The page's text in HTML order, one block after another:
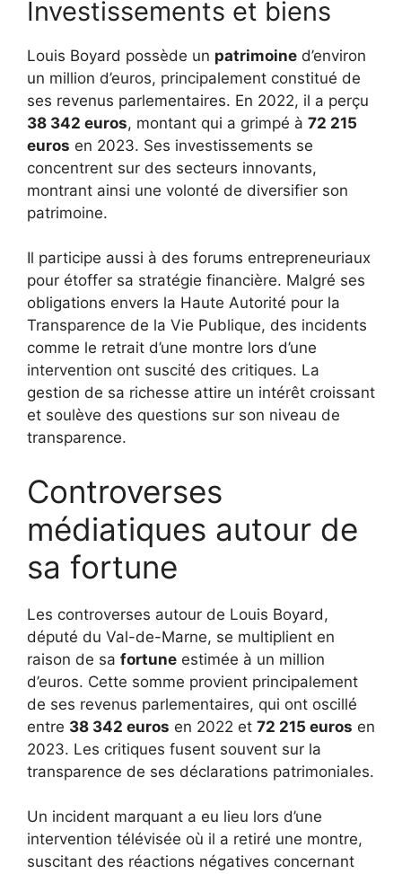
Investissements et biens
Louis Boyard possède un patrimoine d’environ
un million d’euros, principalement constitué de
ses revenus parlementaires. En 2022, il a perçu
38 342 euros, montant qui a grimpé à 72 215
euros en 2023. Ses investissements se
concentrent sur des secteurs innovants,
montrant ainsi une volonté de diversifier son
patrimoine.
Il participe aussi à des forums entrepreneuriaux
pour étoffer sa stratégie financière. Malgré ses
obligations envers la Haute Autorité pour la
Transparence de la Vie Publique, des incidents
comme le retrait d’une montre lors d’une
intervention ont suscité des critiques. La
gestion de sa richesse attire un intérêt croissant
et soulève des questions sur son niveau de
transparence.
Controverses
médiatiques autour de
sa fortune
Les controverses autour de Louis Boyard,
député du Val-de-Marne, se multiplient en
raison de sa fortune estimée à un million
d’euros. Cette somme provient principalement
de ses revenus parlementaires, qui ont oscillé
entre 38 342 euros en 2022 et 72 215 euros en
2023. Les critiques fusent souvent sur la
transparence de ses déclarations patrimoniales.
Un incident marquant a eu lieu lors d’une
intervention télévisée où il a retiré une montre,
suscitant des réactions négatives concernant